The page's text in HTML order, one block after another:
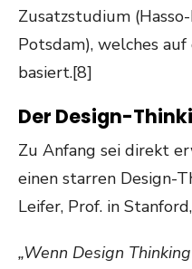
Zusatzstudium
Potsdam), welches
basiert.[8]
Der Design-
Zu Anfang sei direkt
einen starren Design-
Leifer, Prof. in
„Wenn Design